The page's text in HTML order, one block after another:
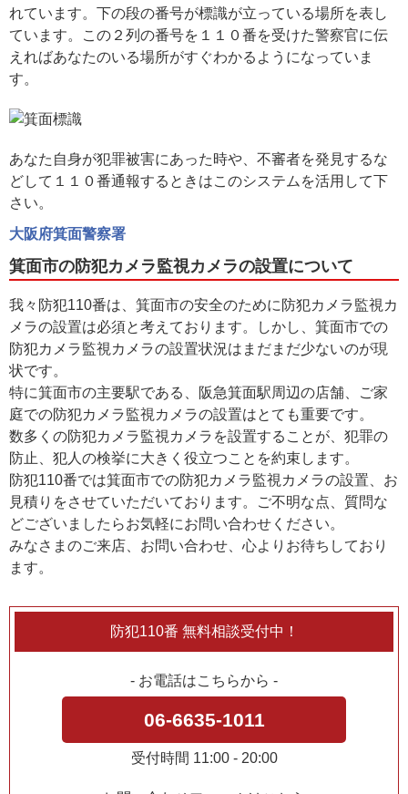
れています。下の段の番号が標識が立っている場所を表し
ています。この２列の番号を１１０番を受けた警察官に伝
えればあなたのいる場所がすぐわかるようになっていま
す。
あなた自身が犯罪被害にあった時や、不審者を発見するな
どして１１０番通報するときはこのシステムを活用して下
さい。
大阪府箕面警察署
箕面市の防犯カメラ監視カメラの設置について
我々防犯110番は、箕面市の安全のために防犯カメラ監視カ
メラの設置は必須と考えております。しかし、箕面市での
防犯カメラ監視カメラの設置状況はまだまだ少ないのが現
状です。
特に箕面市の主要駅である、阪急箕面駅周辺の店舗、ご家
庭での防犯カメラ監視カメラの設置はとても重要です。
数多くの防犯カメラ監視カメラを設置することが、犯罪の
防止、犯人の検挙に大きく役立つことを約束します。
防犯110番では箕面市での防犯カメラ監視カメラの設置、お
見積りをさせていただいております。ご不明な点、質問な
どございましたらお気軽にお問い合わせください。
みなさまのご来店、お問い合わせ、心よりお待ちしており
ます。
防犯110番 無料相談受付中！
- お電話はこちらから -
06-6635-1011
受付時間 11:00 - 20:00